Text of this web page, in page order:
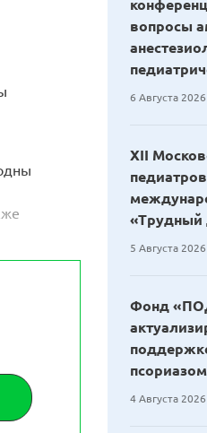
вопросы
6 Августа 2026
XII
«Трудный
5 Августа 2026
Фонд
4 Августа 2026